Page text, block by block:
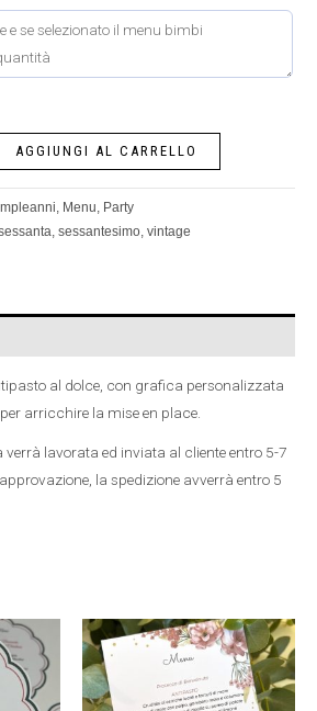
AGGIUNGI AL CARRELLO
, Menu, Party
, sessantesimo, vintage
al dolce, con grafica personalizzata
arricchire la mise en place.
lavorata ed inviata al cliente entro 5-7
la spedizione avverrà entro 5